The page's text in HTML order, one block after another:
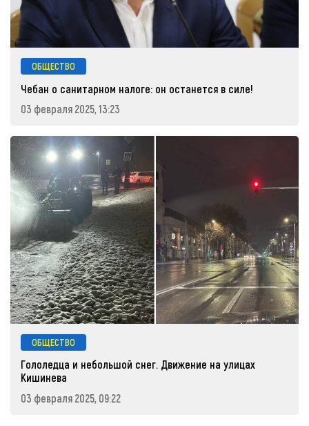
ОБЩЕСТВО
Чебан о санитарном налоге: он останется в силе!
03 февраля 2025, 13:23
ОБЩЕСТВО
Гололедца и небольшой снег. Движение на улицах
Кишинева
03 февраля 2025, 09:22